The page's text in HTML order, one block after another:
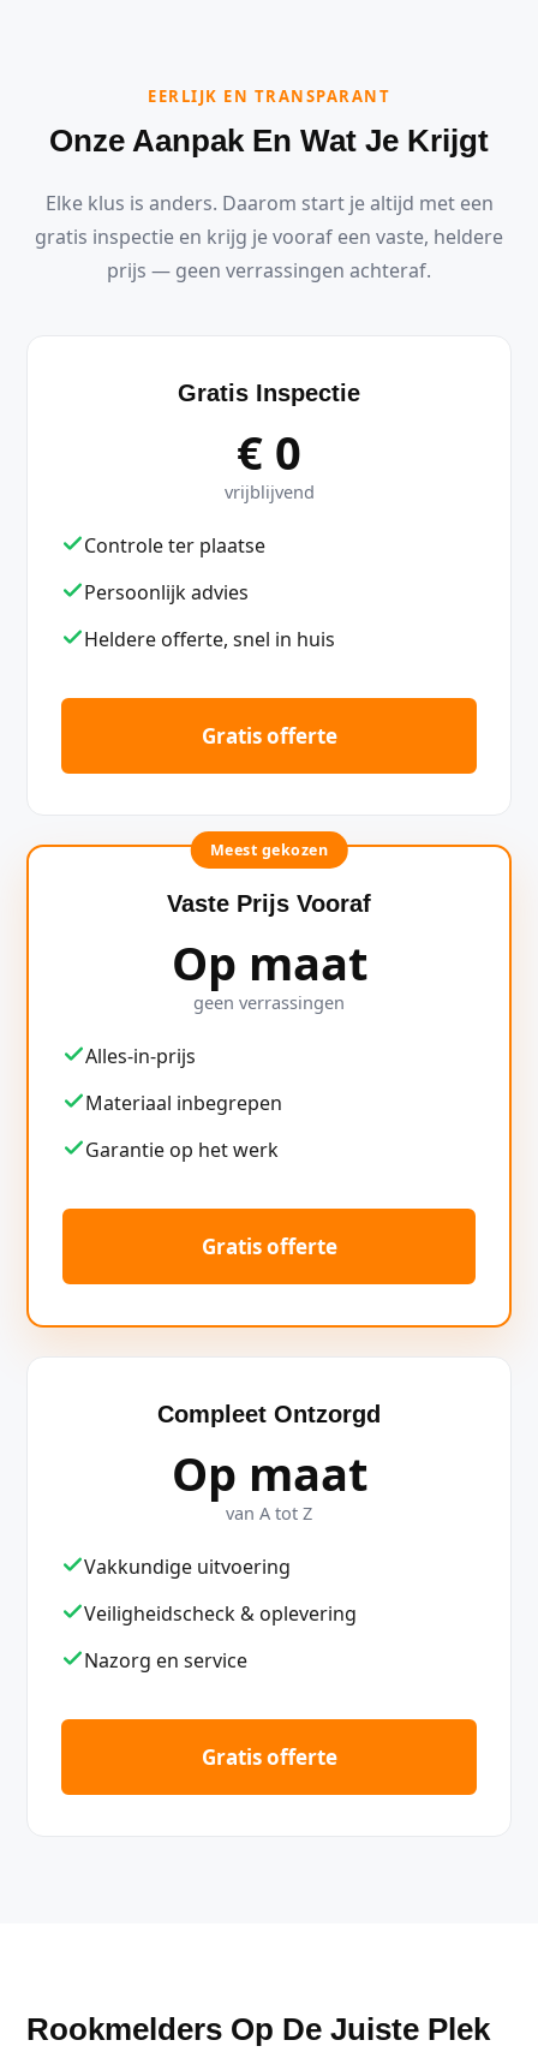
EERLIJK EN TRANSPARANT
Onze Aanpak En Wat Je Krijgt
Elke klus is anders. Daarom start je altijd met een
gratis inspectie en krijg je vooraf een vaste, heldere
prijs — geen verrassingen achteraf.
Gratis Inspectie
€ 0
vrijblijvend
Controle ter plaatse
Persoonlijk advies
Heldere offerte, snel in huis
Gratis offerte
Meest gekozen
Vaste Prijs Vooraf
Op maat
geen verrassingen
Alles-in-prijs
Materiaal inbegrepen
Garantie op het werk
Gratis offerte
Compleet Ontzorgd
Op maat
van A tot Z
Vakkundige uitvoering
Veiligheidscheck & oplevering
Nazorg en service
Gratis offerte
Rookmelders Op De Juiste Plek